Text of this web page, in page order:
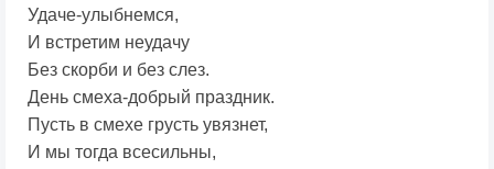
Удаче-улыбнемся,
И встретим неудачу
Без скорби и без слез.
День смеха-добрый праздник.
Пусть в смехе грусть увязнет,
И мы тогда всесильны,